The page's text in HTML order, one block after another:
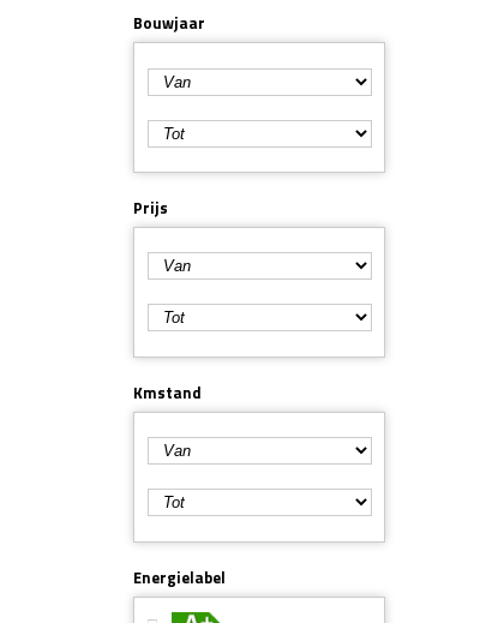
Bouwjaar
Prijs
Kmstand
Energielabel